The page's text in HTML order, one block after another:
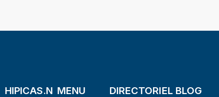
HIPICAS.N MENU
DIRECTORIEL BLOG